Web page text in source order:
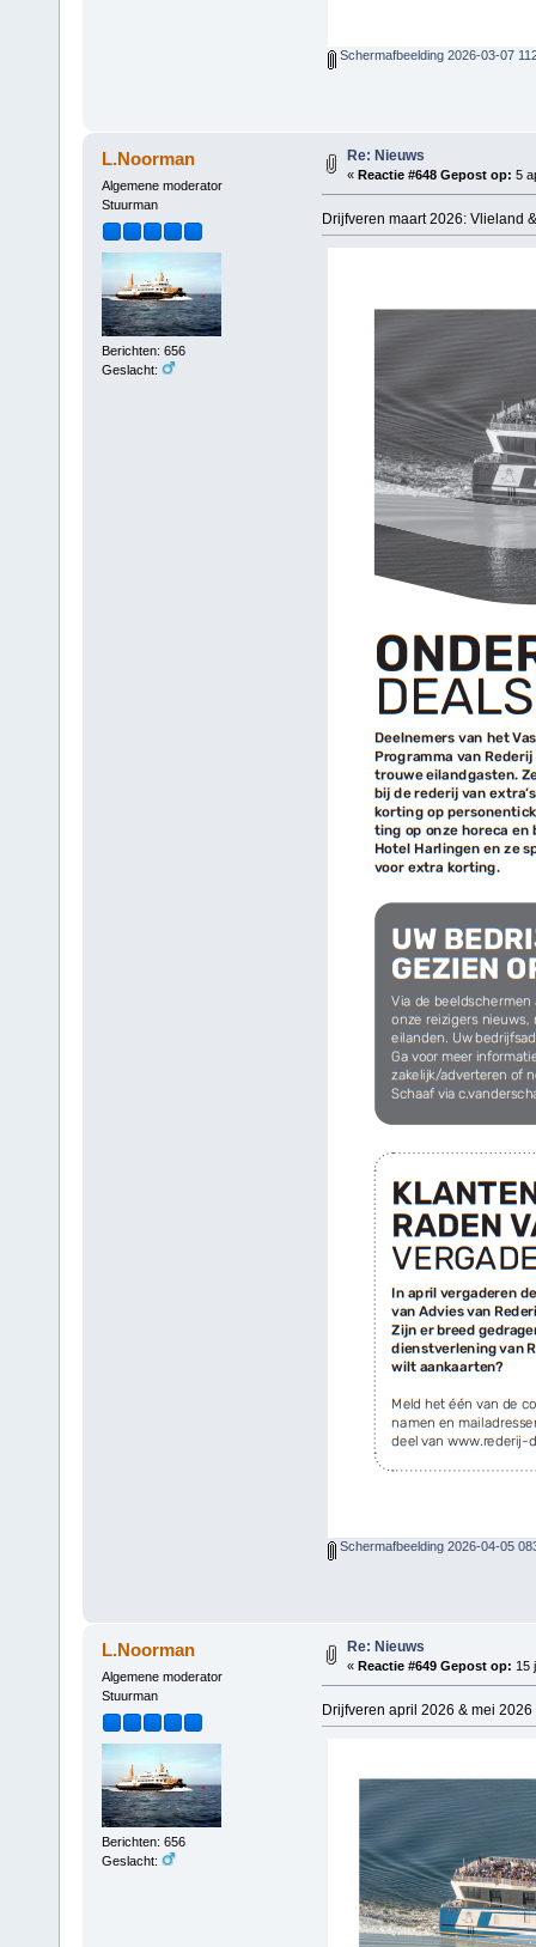
Schermafbeelding 2026-03-07
L.Noorman
Algemene moderator
Stuurman
Berichten: 656
Geslacht:
Re: Nieuws
« Reactie #648 Gepost op: 5
Drijfveren maart 2026: Vlieland
Schermafbeelding 2026-04-05
L.Noorman
Algemene moderator
Stuurman
Berichten: 656
Geslacht:
Re: Nieuws
« Reactie #649 Gepost op: 15
Drijfveren april 2026 & mei